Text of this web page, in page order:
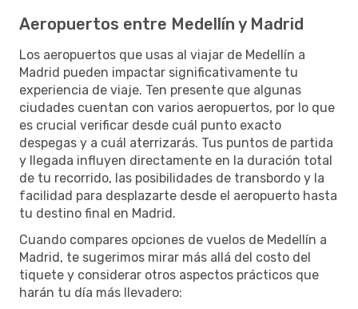
Aeropuertos entre Medellín y Madrid
Los aeropuertos que usas al viajar de Medellín a
Madrid pueden impactar significativamente tu
experiencia de viaje. Ten presente que algunas
ciudades cuentan con varios aeropuertos, por lo que
es crucial verificar desde cuál punto exacto
despegas y a cuál aterrizarás. Tus puntos de partida
y llegada influyen directamente en la duración total
de tu recorrido, las posibilidades de transbordo y la
facilidad para desplazarte desde el aeropuerto hasta
tu destino final en Madrid.
Cuando compares opciones de vuelos de Medellín a
Madrid, te sugerimos mirar más allá del costo del
tiquete y considerar otros aspectos prácticos que
harán tu día más llevadero: